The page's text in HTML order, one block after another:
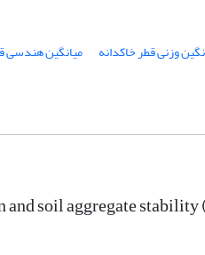
وزنی قطر خاکدانه
میانگین هندسی
soil aggregate